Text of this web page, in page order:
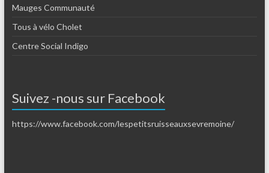
Mauges Communauté
Tous à vélo Cholet
Centre Social Indigo
Suivez -nous sur Facebook
https://www.facebook.com/lespetitsruisseauxsevremoine/